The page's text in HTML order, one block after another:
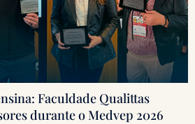
Faculdade Qualittas
durante o Medvep 2026